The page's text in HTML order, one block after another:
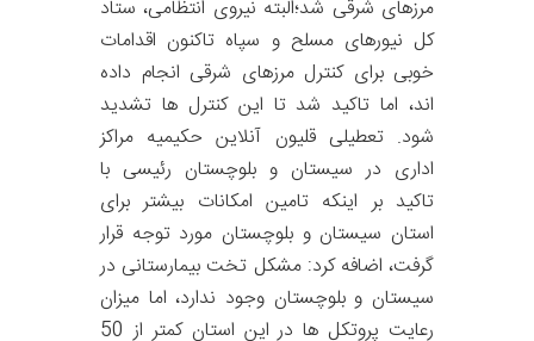
مرزهای شرقی شد؛البته نیروی انتظامی، ستاد
کل نیورهای مسلح و سپاه تاکنون اقدامات
خوبی برای کنترل مرزهای شرقی انجام داده
اند، اما تاکید شد تا این کنترل ها تشدید
شود. تعطیلی قلیون آنلاین حکیمیه مراکز
اداری در سیستان و بلوچستان رئیسی با
تاکید بر اینکه تامین امکانات بیشتر برای
استان سیستان و بلوچستان مورد توجه قرار
گرفت، اضافه کرد: مشکل تخت بیمارستانی در
سیستان و بلوچستان وجود ندارد، اما میزان
رعایت پروتکل ها در این استان کمتر از 50